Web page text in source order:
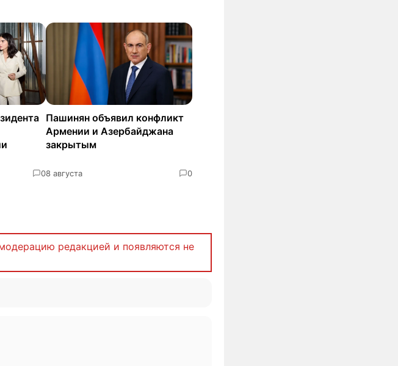
0
Пашинян объявил конфликт
Армении и Азербайджана
закрытым
8 августа 0
редакцией и появляются не